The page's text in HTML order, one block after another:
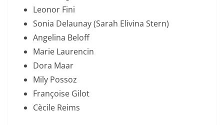
Leonor Fini
Sonia Delaunay (Sarah Elivina Stern)
Angelina Beloff
Marie Laurencin
Dora Maar
Mily Possoz
Françoise Gilot
Cècile Reims